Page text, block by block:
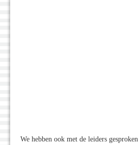
We hebben ook met de leiders